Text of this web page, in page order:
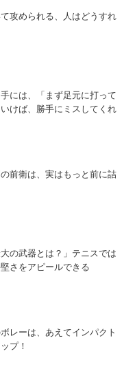
攻められる、人はどうすれ
には、「まず足元に打って
けば、勝手にミスしてくれ
前衛は、実はもっと前に詰
の武器とは？」テニスでは
さをアピールできる
レーは、あえてインパクト
プ！